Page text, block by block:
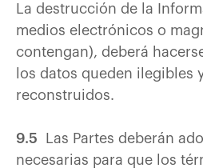
La destrucción de la
medios electrónicos o
contengan), deberá
los datos queden ilegibles
reconstruidos.
9.5
Las Partes deberán
necesarias para que los